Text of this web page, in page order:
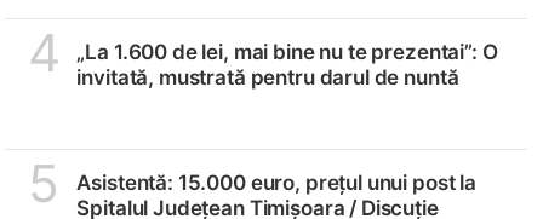
4
„La 1.600 de lei, mai bine nu te prezentai”: O
invitată, mustrată pentru darul de nuntă
5
Asistentă: 15.000 euro, prețul unui post la
Spitalul Județean Timișoara / Discuție